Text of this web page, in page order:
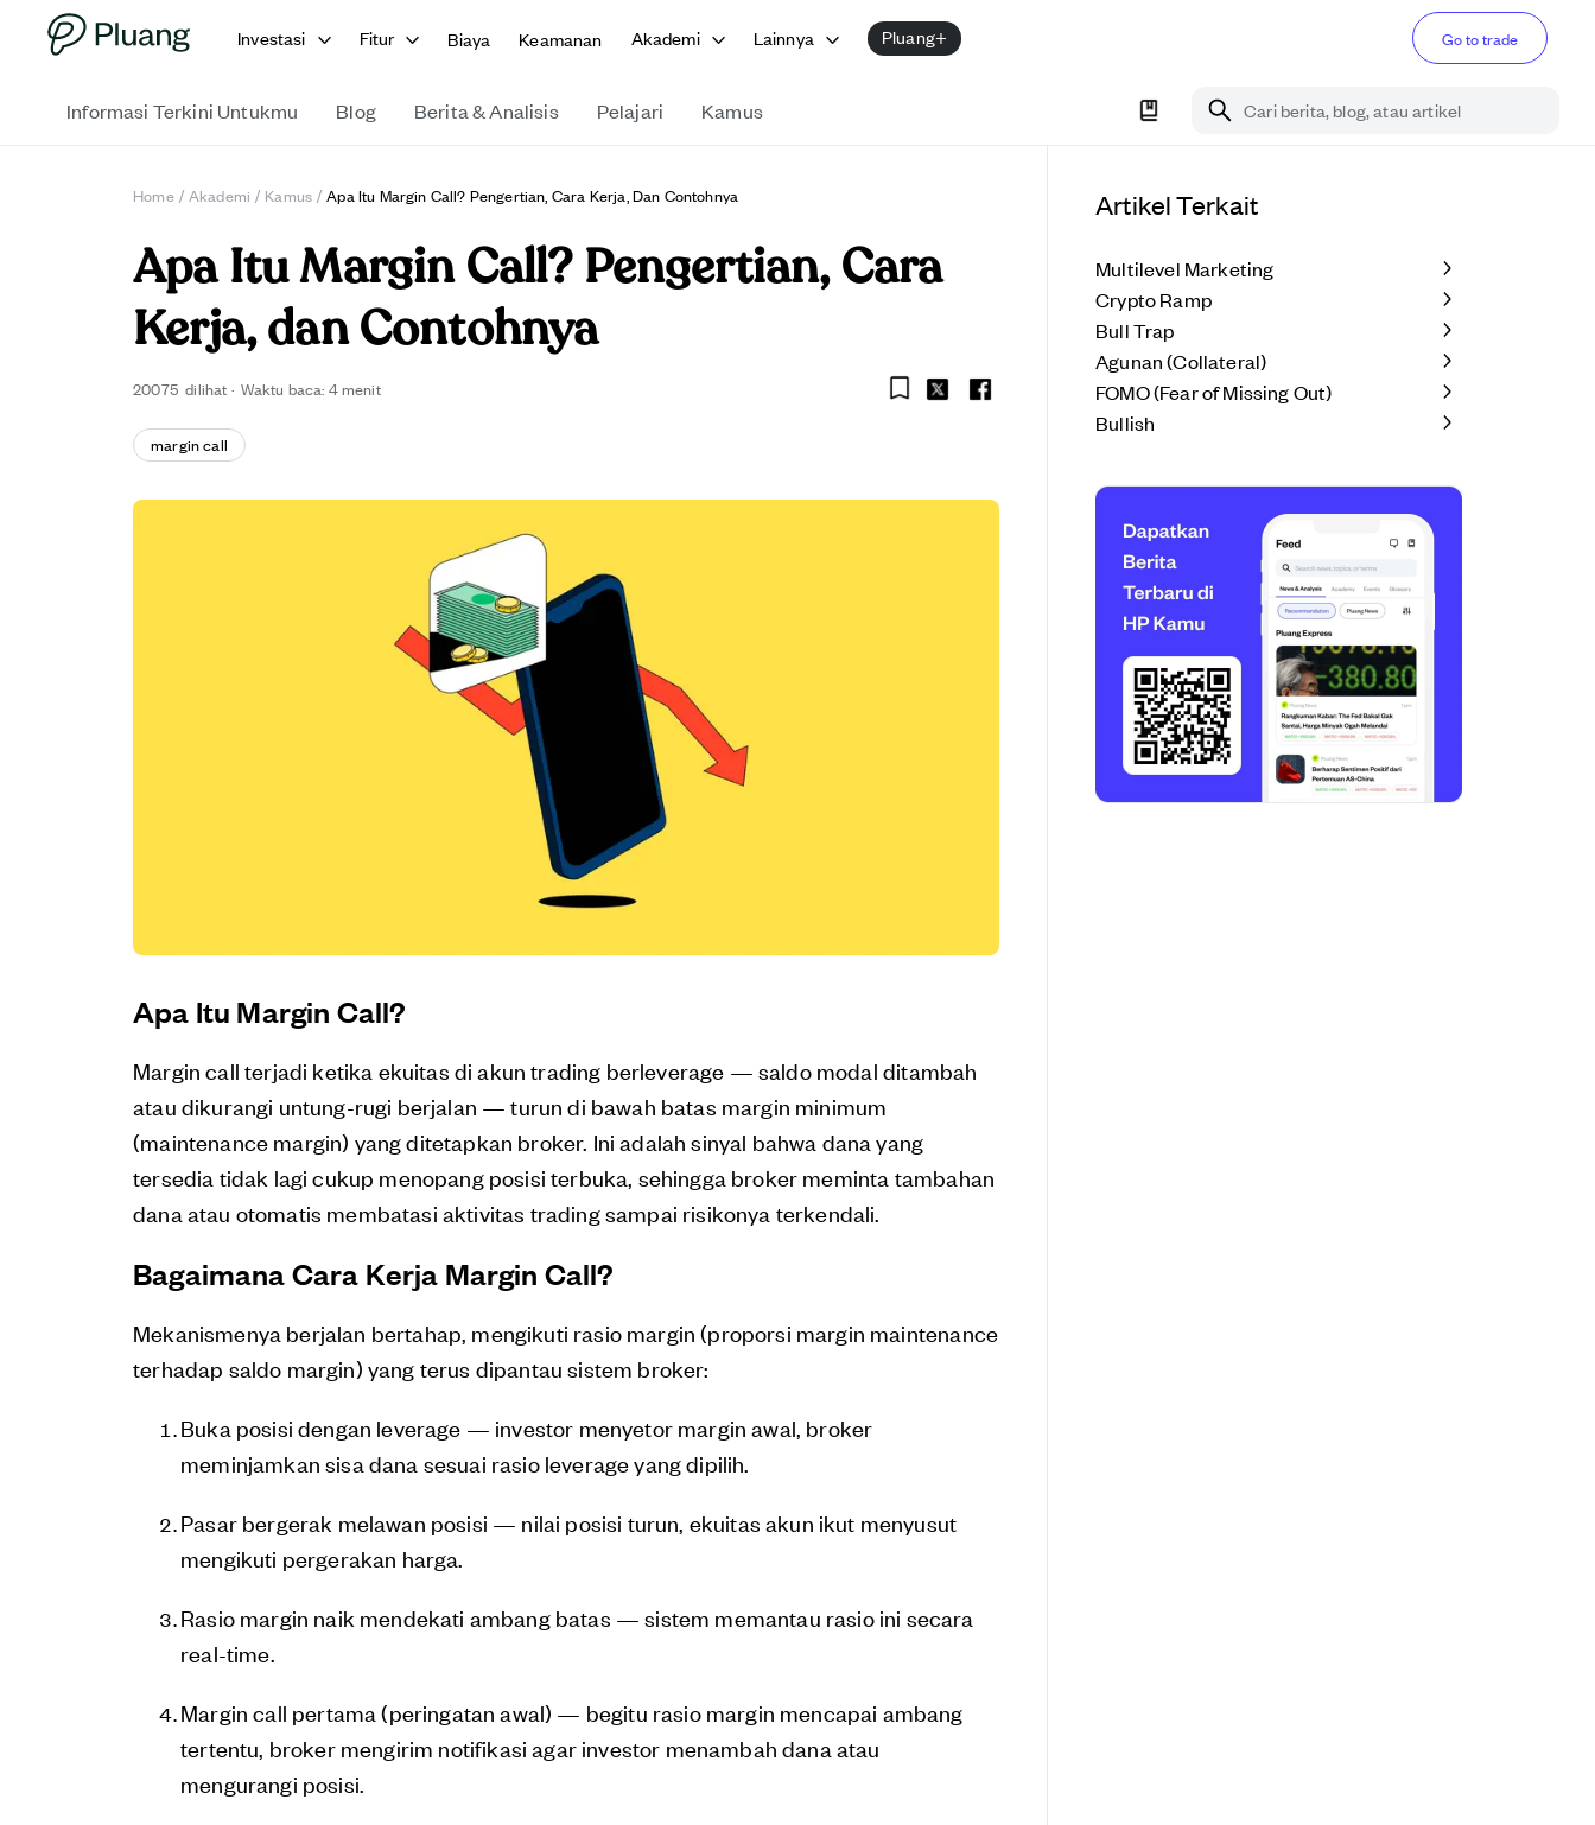
Investasi Fitur Biaya Keamanan Akademi Lainnya Pluang+ Go to trade
Informasi Terkini Untukmu Blog Berita & Analisis Pelajari Kamus Cari berita, blog, atau artikel
Home / Akademi / Kamus / Apa Itu Margin Call? Pengertian, Cara Kerja, Dan Contohnya
Apa Itu Margin Call? Pengertian, Cara
Kerja, dan Contohnya
20075dilihat · Waktu baca: 4menit
margin call
Apa Itu Margin Call?
Margin call terjadi ketika ekuitas di akun trading berleverage — saldo modal ditambah
atau dikurangi untung-rugi berjalan — turun di bawah batas margin minimum
(maintenance margin) yang ditetapkan broker. Ini adalah sinyal bahwa dana yang
tersedia tidak lagi cukup menopang posisi terbuka, sehingga broker meminta tambahan
dana atau otomatis membatasi aktivitas trading sampai risikonya terkendali.
Bagaimana Cara Kerja Margin Call?
Mekanismenya berjalan bertahap, mengikuti rasio margin (proporsi margin maintenance
terhadap saldo margin) yang terus dipantau sistem broker:
Buka posisi dengan leverage — investor menyetor margin awal, broker
meminjamkan sisa dana sesuai rasio leverage yang dipilih.
Pasar bergerak melawan posisi — nilai posisi turun, ekuitas akun ikut menyusut
mengikuti pergerakan harga.
Rasio margin naik mendekati ambang batas — sistem memantau rasio ini secara
real-time.
Margin call pertama (peringatan awal) — begitu rasio margin mencapai ambang
tertentu, broker mengirim notifikasi agar investor menambah dana atau
mengurangi posisi.
Artikel Terkait
Multilevel Marketing
Crypto Ramp
Bull Trap
Agunan (Collateral)
FOMO (Fear of Missing Out)
Bullish